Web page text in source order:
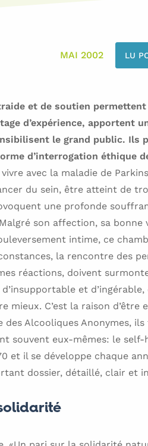
MAI 2002 LU
et de soutien
d’expérience, apportent
le grand public. Ils
d’interrogation éthique
avec la maladie de
du sein, être atteint de
une profonde
son affection, sa
intime, ce
la rencontre des
réactions, doivent
et
mieux. C’est la raison d’être
des Alcooliques Anonymes,
souvent eux-mêmes: le
et il se développe chaque
dossier, détaillé, clair et